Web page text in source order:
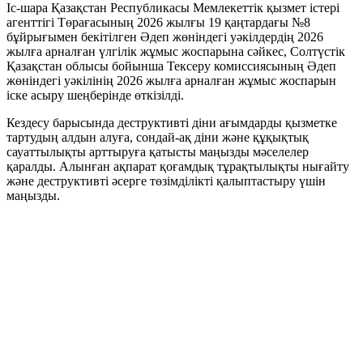
Іс-шара Қазақстан Республикасы Мемлекеттік қызмет істері
агенттігі Төрағасының 2026 жылғы 19 қаңтардағы №8
бұйрығымен бекітілген Әдеп жөніндегі уәкілдердің 2026
жылға арналған үлгілік жұмыс жоспарына сәйкес, Солтүстік
Қазақстан облысы бойынша Тексеру комиссиясының Әдеп
жөніндегі уәкілінің 2026 жылға арналған жұмыс жоспарын
іске асыру шеңберінде өткізілді.
Кездесу барысында деструктивті діни ағымдарды қызметке
тартудың алдын алуға, сондай-ақ діни және құқықтық
сауаттылықты арттыруға қатысты маңызды мәселелер
қаралды. Алынған ақпарат қоғамдық тұрақтылықты нығайту
және деструктивті әсерге төзімділікті қалыптастыру үшін
маңызды.